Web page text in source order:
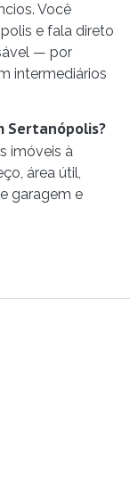
Você
e fala direto
— por
intermediários
Sertanópolis?
imóveis à
área útil,
garagem e